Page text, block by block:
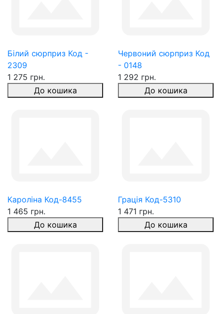
Білий сюрприз Код -
2309
1 275 грн.
До кошика
Червоний сюрприз Код
- 0148
1 292 грн.
До кошика
Кароліна Код-8455
1 465 грн.
До кошика
Грація Код-5310
1 471 грн.
До кошика